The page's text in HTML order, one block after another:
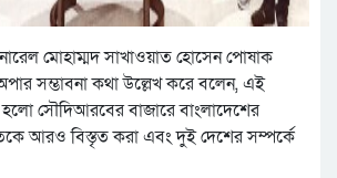
মোহাম্মদ সাখাওয়াত হোসেন পোষাক
সম্ভাবনা কথা উল্লেখ করে বলেন, এই
হলো সৌদিআরবের বাজারে বাংলাদেশের
আরও বিস্তৃত করা এবং দুই দেশের সম্পর্কে